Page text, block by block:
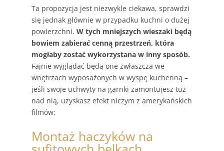
Ta propozycja jest niezwykle ciekawa, sprawdzi
się jednak głównie w przypadku kuchni o dużej
powierzchni. W tych mniejszych wieszaki będą
bowiem zabierać cenną przestrzeń, która
mogłaby zostać wykorzystana w inny sposób.
Fajnie wyglądać będą one zwłaszcza we
wnętrzach wyposażonych w wyspę kuchenną –
jeśli swoje uchwyty na garnki zamontujesz tuż
nad nią, uzyskasz efekt niczym z amerykańskich
filmów;
Montaż haczyków na